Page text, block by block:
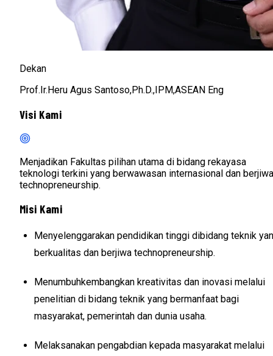
Dekan
Prof.Ir.Heru Agus Santoso,Ph.D.,IPM,ASEAN Eng
Visi Kami
Menjadikan Fakultas pilihan utama di bidang rekayasa
teknologi terkini yang berwawasan internasional dan berjiwa
technopreneurship.
Misi Kami
Menyelenggarakan pendidikan tinggi dibidang teknik
berkualitas dan berjiwa technopreneurship.
Menumbuhkembangkan kreativitas dan inovasi melalui
penelitian di bidang teknik yang bermanfaat bagi
masyarakat, pemerintah dan dunia usaha.
Melaksanakan pengabdian kepada masyarakat melalui